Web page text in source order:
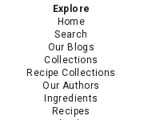
Explore
Home
Search
Our Blogs
Collections
Recipe Collections
Our Authors
Ingredients
Recipes